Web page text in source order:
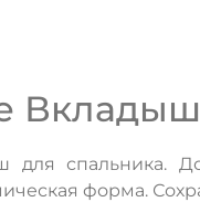
Вкладыш
для спальника.
форма.